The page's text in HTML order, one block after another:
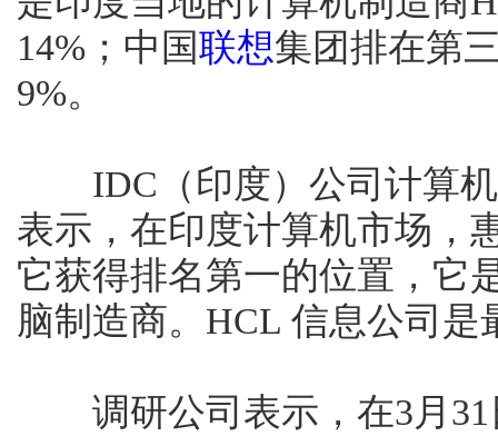
14%；中国联想集团排在第
9%。
IDC（印度）公司计算机
表示，在印度计算机市场，
它获得排名第一的位置，它
脑制造商。HCL 信息公司
调研公司表示，在3月31